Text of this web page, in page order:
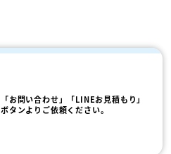
「お問い合わせ」「LINEお見積もり」
ボタンよりご依頼ください。